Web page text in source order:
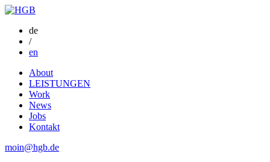
de
/
en
About
LEISTUNGEN
Work
News
Jobs
Kontakt
moin@hgb.de